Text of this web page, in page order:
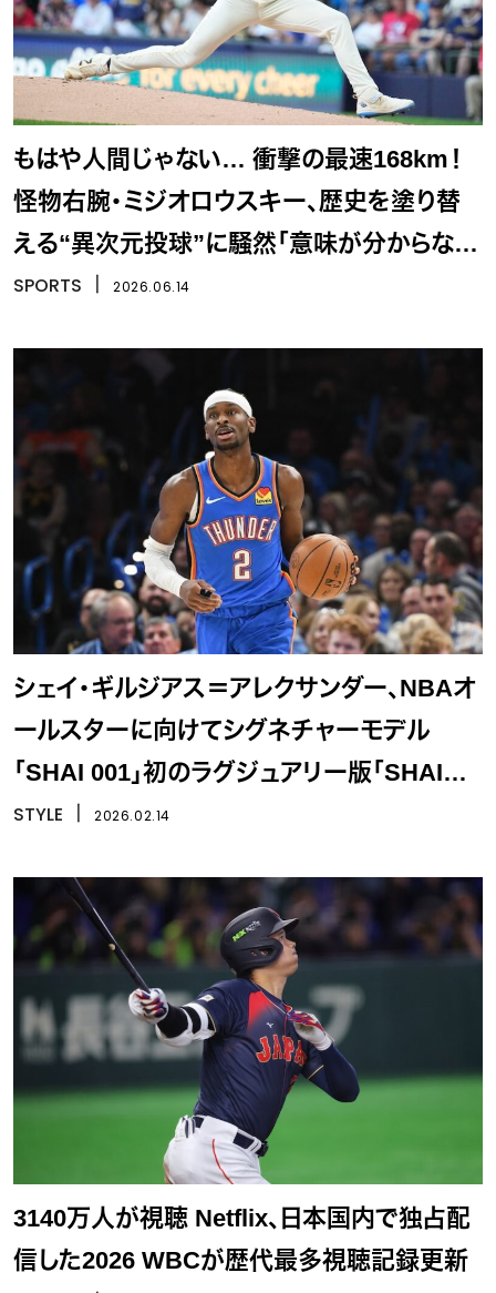
もはや人間じゃない… 衝撃の最速168km！
怪物右腕・ミジオロウスキー、歴史を塗り替
える“異次元投球”に騒然「意味が分からな
い」「ゲームの世界だろ」
SPORTS 2026.06.14
シェイ・ギルジアス＝アレクサンダー、NBAオ
ールスターに向けてシグネチャーモデル
「SHAI 001」初のラグジュアリー版「SHAI
001 LUX “Truffle”」発表
STYLE 2026.02.14
3140万人が視聴 Netflix、日本国内で独占配
信した2026 WBCが歴代最多視聴記録更新